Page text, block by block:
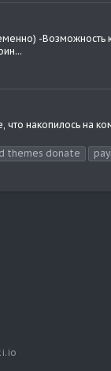
-Возможность
накопилось на
themes donate